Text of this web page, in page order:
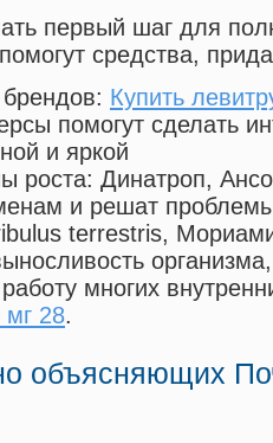
первый шаг для
средства,
Купить
помогут сделать
и яркой
роста: Динатроп,
и решат
terrestris,
многих
мг 28.
объясняющих